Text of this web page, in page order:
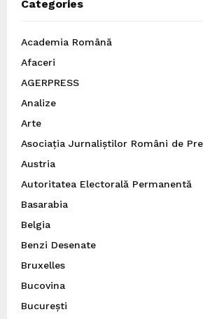
Categories
Academia Română
Afaceri
AGERPRESS
Analize
Arte
Asociația Jurnaliștilor Români de
Austria
Autoritatea Electorală Permanentă
Basarabia
Belgia
Benzi Desenate
Bruxelles
Bucovina
București